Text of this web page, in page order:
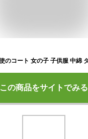
この商品をサイトでみる